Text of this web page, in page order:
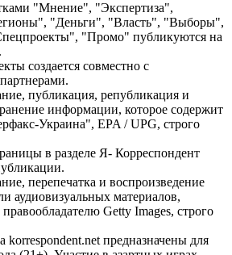
"Мнение", "Экспертиза",
"Деньги", "Власть", "Выборы",
"Промо" публикуются на
создается совместно с
публикация, републикация и
информации, которое содержит
Украина", EPA / UPG, строго
в разделе Я- Корреспондент
перепечатка и воспроизведение
аудиовизуальных материалов,
Getty Images, строго
korrespondent.net предназначены для